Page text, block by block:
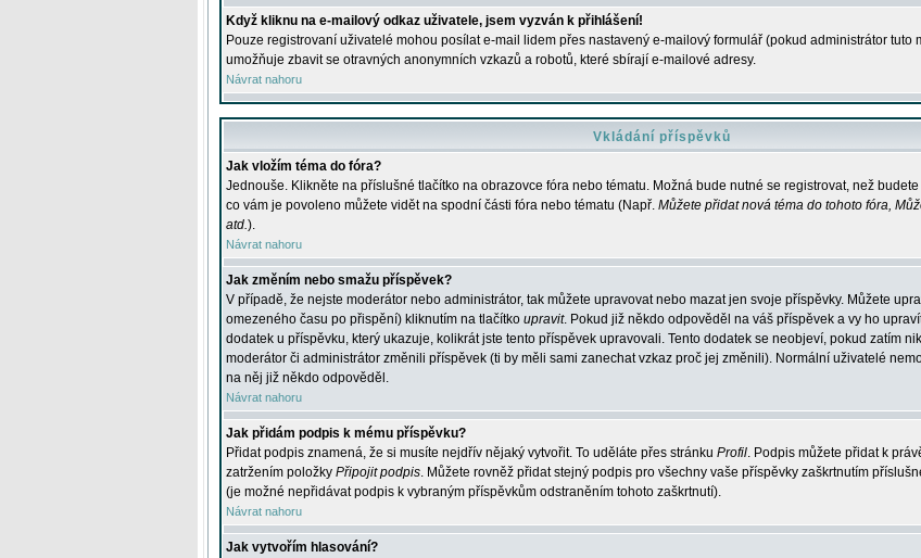
Když kliknu na e-mailový odkaz uživatele, jsem vyzván k přihlášení!
Pouze registrovaní uživatelé mohou posílat e-mail lidem přes nastavený e-mailový formulář (pokud administrátor tuto
umožňuje zbavit se otravných anonymních vzkazů a robotů, které sbírají e-mailové adresy.
Návrat nahoru
Vkládání příspěvků
Jak vložím téma do fóra?
Jednouše. Klikněte na příslušné tlačítko na obrazovce fóra nebo tématu. Možná bude nutné se registrovat, než
co vám je povoleno můžete vidět na spodní části fóra nebo tématu (Např. Můžete přidat nová téma do tohoto fóra,
atd.).
Návrat nahoru
Jak změním nebo smažu příspěvek?
V případě, že nejste moderátor nebo administrátor, tak můžete upravovat nebo mazat jen svoje příspěvky. Můžete
omezeného času po přispění) kliknutím na tlačítko upravit. Pokud již někdo odpověděl na váš příspěvek a vy ho
dodatek u příspěvku, který ukazuje, kolikrát jste tento příspěvek upravovali. Tento dodatek se neobjeví, pokud zatím
moderátor či administrátor změnili příspěvek (ti by měli sami zanechat vzkaz proč jej změnili). Normální uživatelé
na něj již někdo odpověděl.
Návrat nahoru
Jak přidám podpis k mému příspěvku?
Přidat podpis znamená, že si musíte nejdřív nějaký vytvořit. To uděláte přes stránku Profil. Podpis můžete přidat k
zatržením položky Připojit podpis. Můžete rovněž přidat stejný podpis pro všechny vaše příspěvky zaškrtnutím
(je možné nepřidávat podpis k vybraným příspěvkům odstraněním tohoto zaškrtnutí).
Návrat nahoru
Jak vytvořím hlasování?